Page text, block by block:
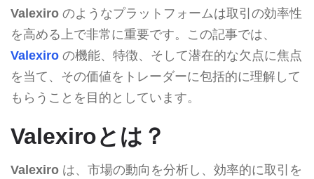
Valexiro のようなプラットフォームは取引の効率性
を高める上で非常に重要です。この記事では、
Valexiro の機能、特徴、そして潜在的な欠点に焦点
を当て、その価値をトレーダーに包括的に理解して
もらうことを目的としています。
Valexiroとは？
Valexiro は、市場の動向を分析し、効率的に取引を